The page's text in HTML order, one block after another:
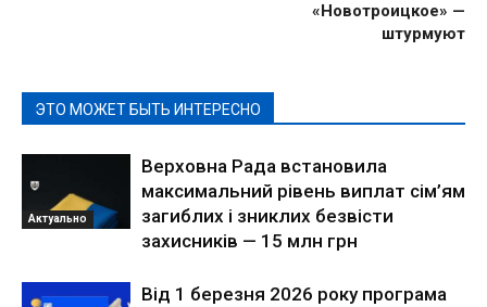
«Новотроицкое» —
штурмуют
ЭТО МОЖЕТ БЫТЬ ИНТЕРЕСНО
Актуально
Верховна Рада встановила
максимальний рівень виплат сім’ям
загиблих і зниклих безвісти
захисників — 15 млн грн
Від 1 березня 2026 року програма